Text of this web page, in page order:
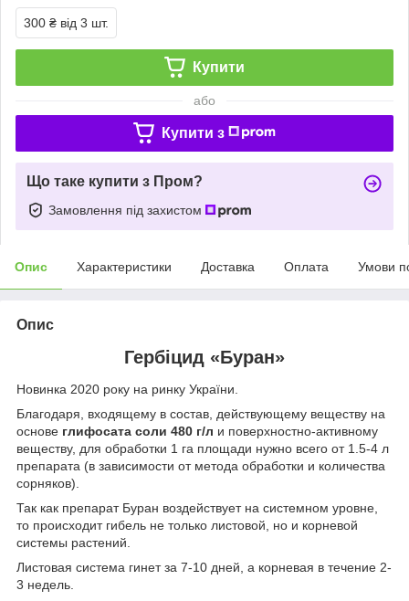
300 ₴ від 3 шт.
Купити
або
Купити з
Що таке купити з Пром?
Замовлення під захистом
Опис Характеристики Доставка Оплата Умови
Опис
Гербіцид «Буран»
Новинка 2020 року на ринку України.
Благодаря, входящему в состав, действующему веществу на
основе глифосата соли 480 г/л и поверхностно-активному
веществу, для обработки 1 га площади нужно всего от 1.5-4 л
препарата (в зависимости от метода обработки и количества
сорняков).
Так как препарат Буран воздействует на системном уровне,
то происходит гибель не только листовой, но и корневой
системы растений.
Листовая система гинет за 7-10 дней, а корневая в течение 2-
3 недель.